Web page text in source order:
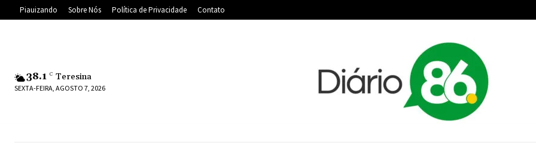
Piauizando Sobre Nós Política de Privacidade Contato
38.1 C Teresina
SEXTA-FEIRA, AGOSTO 7, 2026